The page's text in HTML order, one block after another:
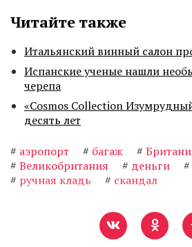
Читайте также
Итальянский винный салон
Испанские ученые нашли
черепа
«Cosmos Collection
десять лет
# аэропорт # багаж #
# Великобритания # деньги #
# ручная кладь # скандал